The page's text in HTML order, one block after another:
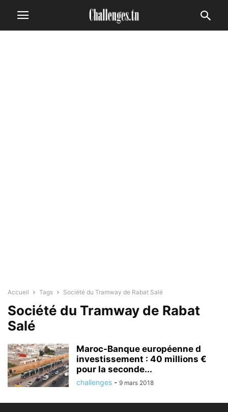
Accueil Tags Société du Tramway de Rabat Salé
Société du Tramway de Rabat
Salé
Maroc-Banque européenne d
investissement : 40 millions €
pour la seconde...
challenges - 9 mars 2018